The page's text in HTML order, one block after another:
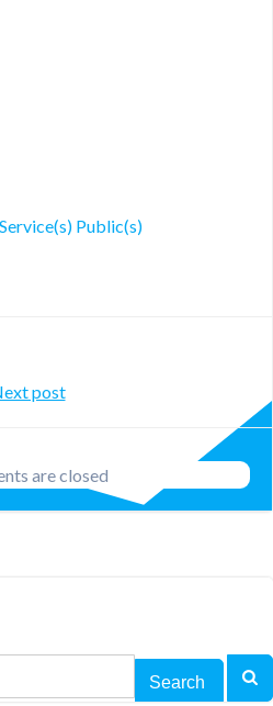
Public(s)
post
are closed